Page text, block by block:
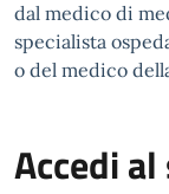
dal medico di
specialista
o del medico
Accedi